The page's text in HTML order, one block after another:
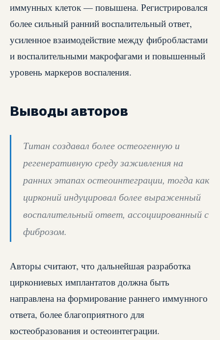
иммунных клеток — повышена. Регистрировался
более сильный ранний воспалительный ответ,
усиленное взаимодействие между фибробластами
и воспалительными макрофагами и повышенный
уровень маркеров воспаления.
Выводы авторов
Титан создавал более остеогенную и
регенеративную среду заживления на
ранних этапах остеоинтеграции, тогда как
цирконий индуцировал более выраженный
воспалительный ответ, ассоциированный с
фиброзом.
Авторы считают, что дальнейшая разработка
циркониевых имплантатов должна быть
направлена на формирование раннего иммунного
ответа, более благоприятного для
костеобразования и остеоинтеграции.